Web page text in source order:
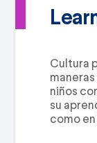
Cultura
niños
su
como